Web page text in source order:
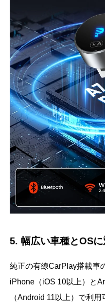
5. 幅広い車種とOS
純正の有線CarPlay搭載車
iPhone（iOS 10以上）と
（Android 11以上）で利